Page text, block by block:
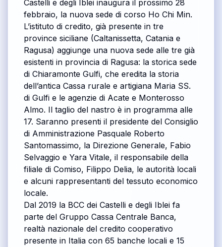
Castelli e degli Iblei inaugura il prossimo 28
febbraio, la nuova sede di corso Ho Chi Min.
L’istituto di credito, già presente in tre
province siciliane (Caltanissetta, Catania e
Ragusa) aggiunge una nuova sede alle tre già
esistenti in provincia di Ragusa: la storica sede
di Chiaramonte Gulfi, che eredita la storia
dell’antica Cassa rurale e artigiana Maria SS.
di Gulfi e le agenzie di Acate e Monterosso
Almo. Il taglio del nastro è in programma alle
17. Saranno presenti il presidente del Consiglio
di Amministrazione Pasquale Roberto
Santomassimo, la Direzione Generale, Fabio
Selvaggio e Yara Vitale, il responsabile della
filiale di Comiso, Filippo Delia, le autorità locali
e alcuni rappresentanti del tessuto economico
locale.
Dal 2019 la BCC dei Castelli e degli Iblei fa
parte del Gruppo Cassa Centrale Banca,
realtà nazionale del credito cooperativo
presente in Italia con 65 banche locali e 15